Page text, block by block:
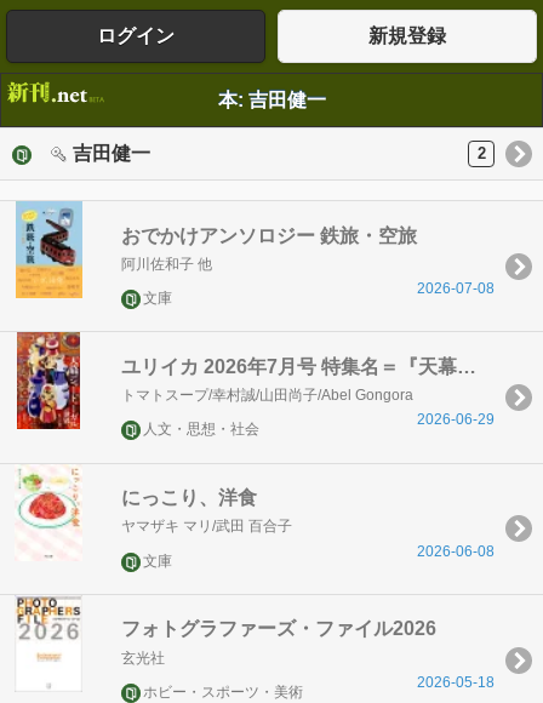
ログイン 新規登録
本: 吉田健一
吉田健一 2
おでかけアンソロジー 鉄旅・空旅
阿川佐和子 他
文庫
2026-07-08
ユリイカ 2026年7月号 特集名＝『天幕のジャードゥーガル』の世界 -トマトスープが描く歴史マンガの新地平ー
トマトスープ/幸村誠/山田尚子/Abel Gongora
人文・思想・社会
2026-06-29
にっこり、洋食
ヤマザキ マリ/武田 百合子
文庫
2026-06-08
フォトグラファーズ・ファイル2026
玄光社
ホビー・スポーツ・美術
2026-05-18